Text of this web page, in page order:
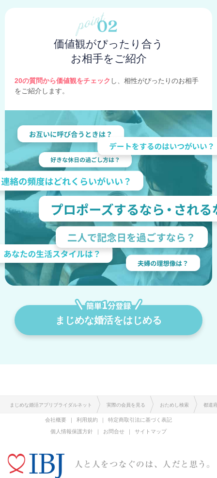
価値観がぴったり合う
お相手をご紹介
20の質問から価値観をチェック し、相性がぴったりのお相手
をご紹介します。
まじめな婚活をはじめる
まじめな婚活アプリブライダルネット 実際の会員を見る おためし検索 都道
会社概要 利用規約
特定商取引法に基づく表記
個人情報保護方針
お問合せ サイトマップ